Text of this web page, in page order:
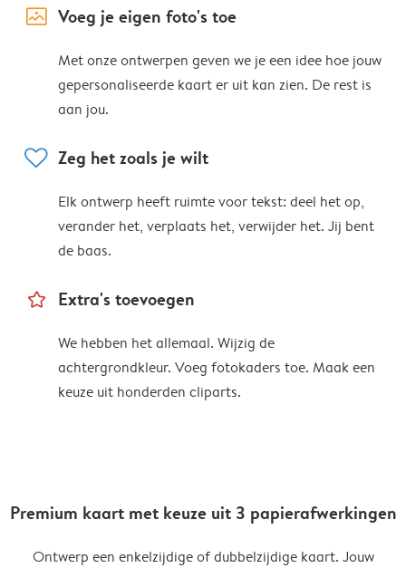
image_placeholder Voeg je eigen foto's toe
Met onze ontwerpen geven we je een idee hoe jouw
gepersonaliseerde kaart er uit kan zien. De rest is
aan jou.
heart Zeg het zoals je wilt
Elk ontwerp heeft ruimte voor tekst: deel het op,
verander het, verplaats het, verwijder het. Jij bent
de baas.
star_outline Extra's toevoegen
We hebben het allemaal. Wijzig de
achtergrondkleur. Voeg fotokaders toe. Maak een
keuze uit honderden cliparts.
Premium kaart met keuze uit 3 papierafwerkingen
Ontwerp een enkelzijdige of dubbelzijdige kaart. Jouw